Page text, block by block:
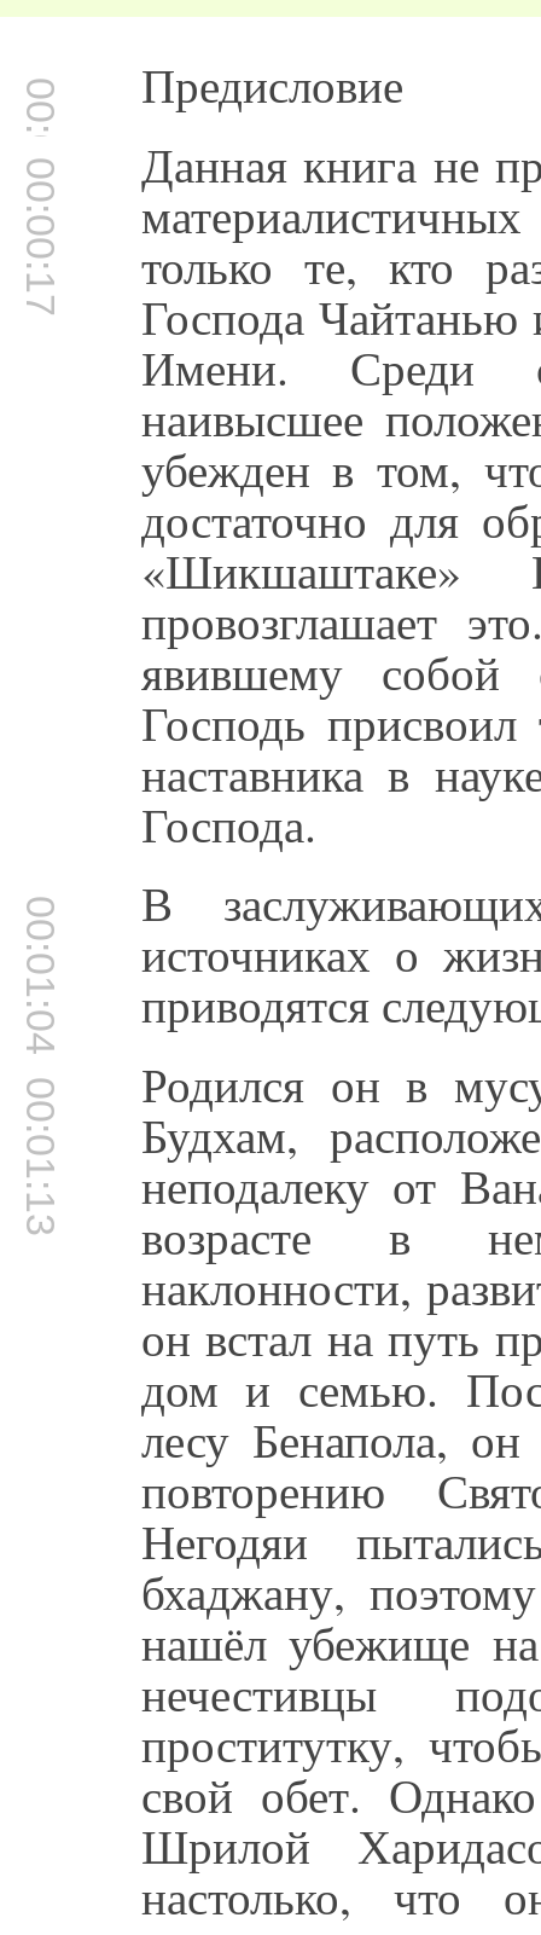
00:00:14 Предисловие
00:00:17 Данная книга не
только те, кто
Господа Чайтанью
Имени. Среди
наивысшее
убежден в том,
достаточно для
«Шикшаштаке»
провозглашает
явившему собой
Господь
наставника в
Господа.
00:01:04 В
источниках о
приводятся
00:01:13 Родился он в
Будхам,
неподалеку от
возрасте в
наклонности,
он встал на путь
дом и семью.
лесу Бенапола,
повторению
Негодяи
бхаджану,
нашёл убежище
нечестивцы
проститутку,
свой обет.
Шрилой
настолько, что